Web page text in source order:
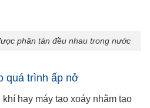
phân tán đều nhau trong nước
quá trình ấp nở
hay máy tạo xoáy nhằm tạo